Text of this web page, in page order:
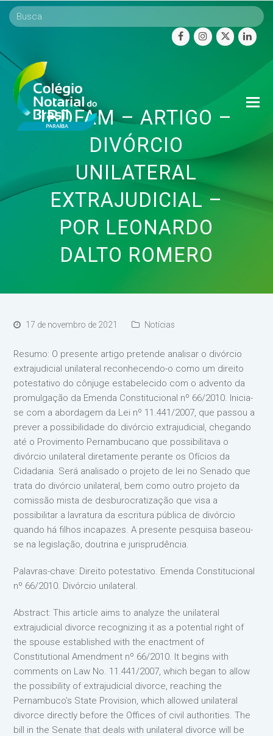
facebookinstagram
twitter
IBDFAM – ARTIGO –
DIVÓRCIO
UNILATERAL
EXTRAJUDICIAL –
POR LEONARDO
DALTO ROMERO
17 de novembro de 2021 Notícias
Resumo: O presente artigo pretende analisar o divórcio
extrajudicial unilateral reconhecendo-o como um direito
potestativo do cônjuge estabelecido com o advento da
promulgação da Emenda Constitucional nº 66/2010. Inicia-
se com a abordagem da Lei nº 11.441/2007, que passou a
prever a possibilidade do divórcio extrajudicial, chegando
até o Provimento Pernambucano que possibilitava o
divórcio unilateral diretamente perante os Ofícios da
Cidadania. Será analisado o projeto de lei no Senado que
trata do divórcio unilateral, bem como outro projeto da
comissão mista de desburocratização que visa a
possibilitar a lavratura da escritura pública de divórcio
quando há filhos incapazes. A presente pesquisa baseou-
se na legislação, doutrina e jurisprudência.
Palavras-chave: Direito potestativo. Emenda Constitucional
nº 66/2010. Divórcio unilateral.
Abstract: This article aims to analyze the unilateral
extrajudicial divorce recognizing it as a potential right of
the spouse established with the enactment of
Constitutional Amendment nº 66/2010. It begins with
comments on Law No. 11.441/2007, which began to allow
the possibility of extrajudicial divorce, reaching the
Pernambuco’s State Provision, which allowed unilateral
divorce directly before the Offices of civil authorities. The
bill in the Senate that deals with unilateral divorce will be